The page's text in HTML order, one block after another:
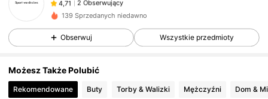
m***2 zaobserwował(-a)
4,71
2 Obserwujący
139 Sprzedanych niedawno
Obserwuj Wszystkie przedmioty
Możesz Także Polubić
Rekomendowane Buty Torby & Walizki Mężczyźni